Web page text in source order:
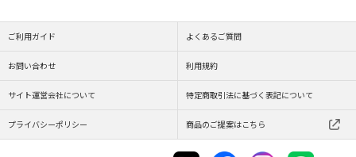
ご利用ガイド よくあるご質問
お問い合わせ 利用規約
サイト運営会社について 特定商取引法に基づく表記について
プライバシーポリシー 商品のご提案はこちら